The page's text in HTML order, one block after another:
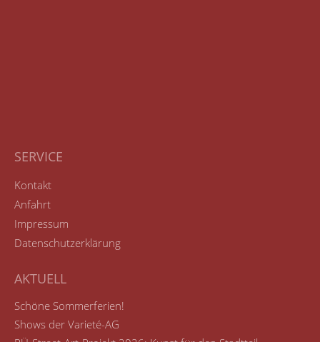
SERVICE
Kontakt
Anfahrt
Impressum
Datenschutzerklärung
AKTUELL
Schöne Sommerferien!
Shows der Varieté-AG